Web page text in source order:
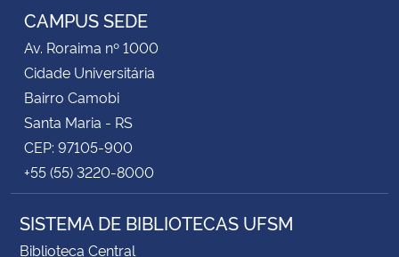
CAMPUS SEDE
Av. Roraima nº 1000
Cidade Universitária
Bairro Camobi
Santa Maria - RS
CEP: 97105-900
+55 (55) 3220-8000
SISTEMA DE BIBLIOTECAS UFSM
Biblioteca Central